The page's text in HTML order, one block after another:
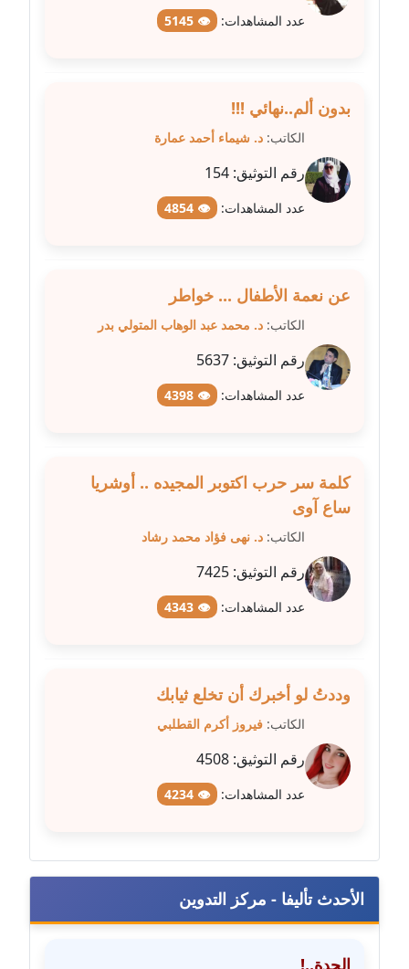
مدونة صفا غنيم
عاملة
مدونة صفاء فوزي
عاملة
عاملة
مدونة طارق المسيري
مدونة طلبة رضوان
عاملة
مدونة طه عبد الوهاب
مدونة عاصم عرابي
عاملة
عاملة
مدونة عبد الرحمن محمد
عاملة
مدونة عبد الكريم موسى
عاملة
عدد المشاهدات: 👁 5145
بدون ألم..نهائي !!!
الكاتب: د. شيماء أحمد عمارة
رقم التوثيق: 154
عدد المشاهدات: 👁 4854
عن نعمة الأطفال ... خواطر
الكاتب: د. محمد عبد الوهاب المتولي بدر
رقم التوثيق: 5637
عدد المشاهدات: 👁 4398
كلمة سر حرب اكتوبر المجيده .. أوشريا
ساع آوى
الكاتب: د. نهى فؤاد محمد رشاد
رقم التوثيق: 7425
عدد المشاهدات: 👁 4343
وددتُ لو أخبرك أن تخلع ثيابك
الكاتب: فيروز أكرم القطلبي
رقم التوثيق: 4508
عدد المشاهدات: 👁 4234
الأحدث تأليفا - مركز التدوين